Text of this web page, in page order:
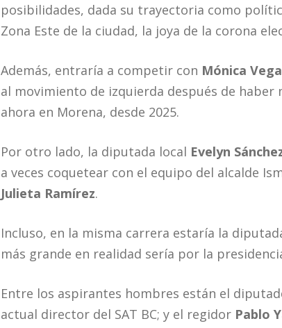
posibilidades, dada su trayectoria como
Zona Este de la ciudad, la joya de la corona
Además, entraría a competir con Mónica Vega
al movimiento de izquierda después de
ahora en Morena, desde 2025.
Por otro lado, la diputada local Evelyn
a veces coquetear con el equipo del alcalde
Julieta Ramírez.
Incluso, en la misma carrera estaría la
más grande en realidad sería por la
Entre los aspirantes hombres están el
actual director del SAT BC; y el regidor Pablo